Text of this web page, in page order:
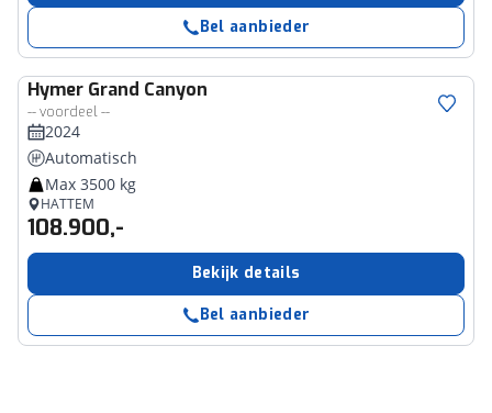
Bel aanbieder
Hymer Grand Canyon
-- voordeel --
2024
Automatisch
Max 3500 kg
HATTEM
108.900,-
Bekijk details
Bel aanbieder